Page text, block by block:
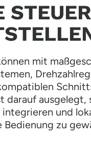
mit
ausgelegt,
und
zu